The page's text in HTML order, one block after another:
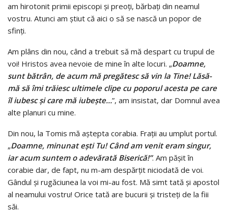
am hirotonit primii episcopi și preoți, bărbați din neamul
vostru. Atunci am știut că aici o să se nască un popor de
sfinți.
Am plâns din nou, când a trebuit să mă despart cu trupul de
voi! Hristos avea nevoie de mine în alte locuri. „Doamne,
sunt bătrân, de acum mă pregătesc să vin la Tine! Lăsă-
mă să îmi trăiesc ultimele clipe cu poporul acesta pe care
îl iubesc și care mă iubește…”, am insistat, dar Domnul avea
alte planuri cu mine.
Din nou, la Tomis mă aștepta corabia. Frații au umplut portul.
„Doamne, minunat ești Tu! Când am venit eram singur,
iar acum suntem o adevărată Biserică!”. Am pășit în
corabie dar, de fapt, nu m-am despărțit niciodată de voi.
Gândul și rugăciunea la voi mi-au fost. Mă simt tată și apostol
al neamului vostru! Orice tată are bucurii și tristeți de la fiii
săi.